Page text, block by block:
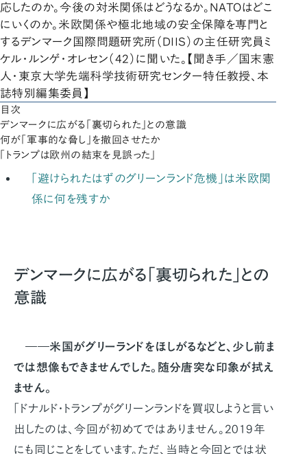
応したのか。今後の対米関係はどうなるか。NATOはどこ
にいくのか。米欧関係や極北地域の安全保障を専門と
するデンマーク国際問題研究所（DIIS）の主任研究員ミ
ケル・ルンゲ・オレセン（42）に聞いた。【聞き手／国末憲
人・東京大学先端科学技術研究センター特任教授、本
誌特別編集委員】
目次
デンマークに広がる「裏切られた」との意識
何が「軍事的な脅し」を撤回させたか
「トランプは欧州の結束を見誤った」
「避けられたはずのグリーンランド危機」は米欧関
係に何を残すか
デンマークに広がる「裏切られた」との
意識
――米国がグリーランドをほしがるなどと、少し前ま
では想像もできませんでした。随分唐突な印象が拭え
ません。
「ドナルド・トランプがグリーンランドを買収しようと言い
出したのは、今回が初めてではありません。2019年
にも同じことをしています。ただ、当時と今回とでは状